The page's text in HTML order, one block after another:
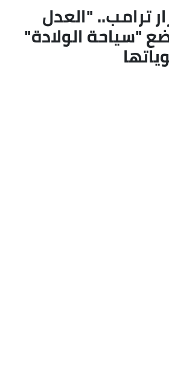
ترامب.. "العدل
"سياحة الولادة"